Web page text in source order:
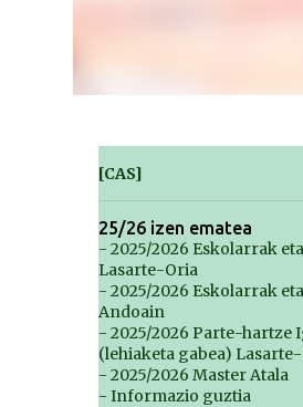
[CAS]
25/26 izen ematea
- 2025/2026 Eskolarrak
Lasarte-Oria
- 2025/2026 Eskolarrak
Andoain
- 2025/2026 Parte-hartze
(lehiaketa gabea)
- 2025/2026 Master Atala
- Informazio guztia